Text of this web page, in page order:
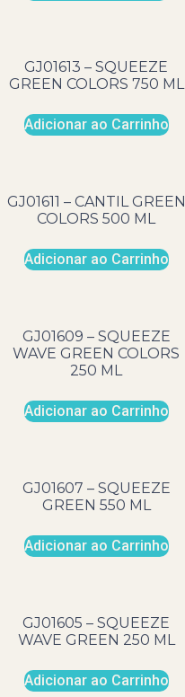
GJ01613 – SQUEEZE
GREEN COLORS 750 ML
Adicionar ao Carrinho
GJ01611 – CANTIL GREEN
COLORS 500 ML
Adicionar ao Carrinho
GJ01609 – SQUEEZE
WAVE GREEN COLORS
250 ML
Adicionar ao Carrinho
GJ01607 – SQUEEZE
GREEN 550 ML
Adicionar ao Carrinho
GJ01605 – SQUEEZE
WAVE GREEN 250 ML
Adicionar ao Carrinho